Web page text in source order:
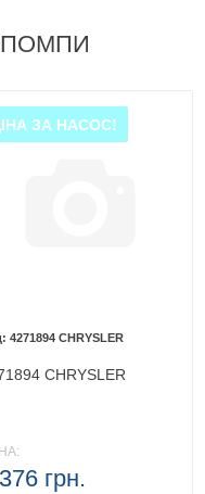
ЗА НАСОС!
4271894 CHRYSLER
CHRYSLER
грн.